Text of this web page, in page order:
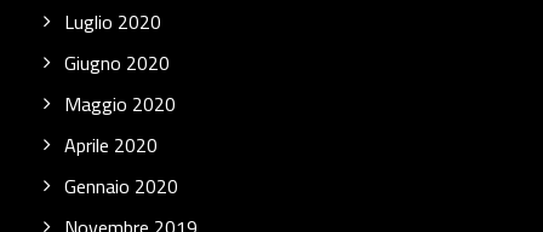
Luglio 2020
Giugno 2020
Maggio 2020
Aprile 2020
Gennaio 2020